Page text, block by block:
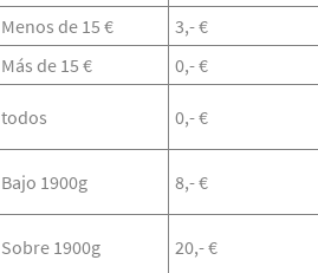
Menos de 15 €
3,- €
Más de 15 € 0,- €
todos 0,- €
Bajo 1900g 8,- €
Sobre 1900g 20,- €